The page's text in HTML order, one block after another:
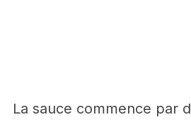
La sauce commence par